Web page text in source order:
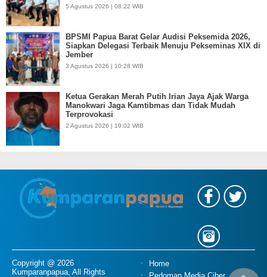
5 Agustus 2026 | 08:22 WIB
BPSMI Papua Barat Gelar Audisi Peksemida 2026,
Siapkan Delegasi Terbaik Menuju Pekseminas XIX di
Jember
3 Agustus 2026 | 10:28 WIB
Ketua Gerakan Merah Putih Irian Jaya Ajak Warga
Manokwari Jaga Kamtibmas dan Tidak Mudah
Terprovokasi
2 Agustus 2026 | 19:02 WIB
Copyright @ 2026
Kumparanpapua, All Rights
Home